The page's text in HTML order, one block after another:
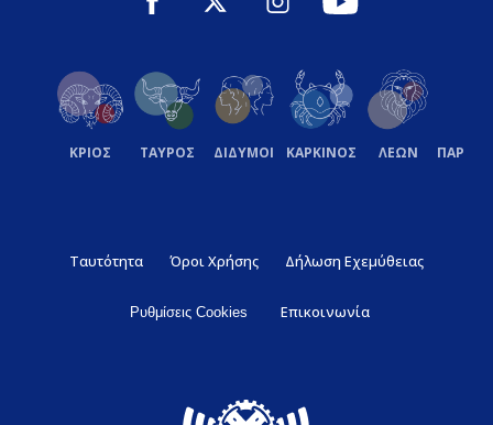
ΚΡΙΟΣ ΤΑΥΡΟΣ ΔΙΔΥΜΟΙ ΚΑΡΚΙΝΟΣ ΛΕΩΝ
Ταυτότητα Όροι Χρήσης Δήλωση Εχεμύθειας
Ρυθμίσεις Cookies Επικοινωνία